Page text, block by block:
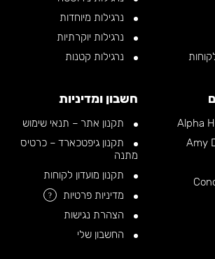
נרגילות מיוחדות
נרגילות יוקרתיות
נרגילות קטנות
חשבון ומדיניות
תקנון אתר – תנאי שימוש
תקנון גיפטכארד – כרטיס
מתנה
תקנון מועדון לקוחות
מדיניות פרטיות
?
הצהרת נגישות
החשבון שלי